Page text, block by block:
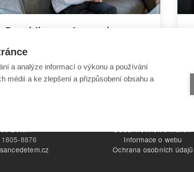
Rozvádíme se. Je pro nás
1805-8876
Informace o webu
Ochrana osobních údajů
a analýze informací o výkonu a používání
médií a ke zlepšení a přizpůsobení obsahu a